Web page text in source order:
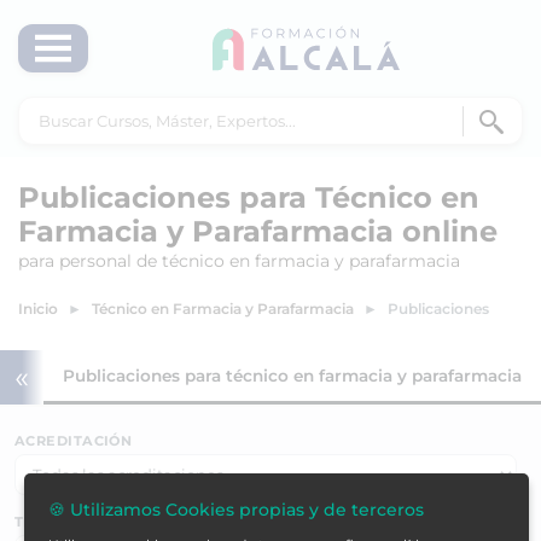
Publicaciones para Técnico en
Farmacia y Parafarmacia online
para personal de técnico en farmacia y parafarmacia
Inicio Técnico en Farmacia y Parafarmacia Publicaciones
« Publicaciones para técnico en farmacia y parafarmacia
ACREDITACIÓN
TEMÁTICAS
🍪 Utilizamos Cookies propias y de terceros